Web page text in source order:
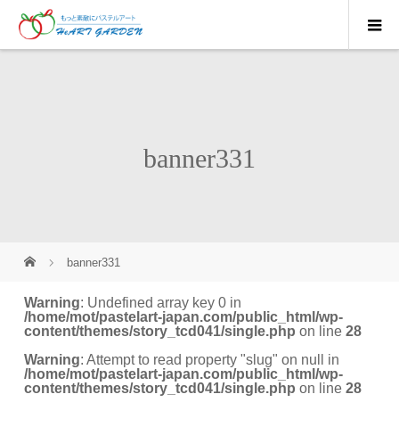
banner331
banner331
Warning: Undefined array key 0 in
/home/mot/pastelart-japan.com/public_html/wp-
content/themes/story_tcd041/single.php on line28
Warning: Attempt to read property "slug" on null in
/home/mot/pastelart-japan.com/public_html/wp-
content/themes/story_tcd041/single.php on line28